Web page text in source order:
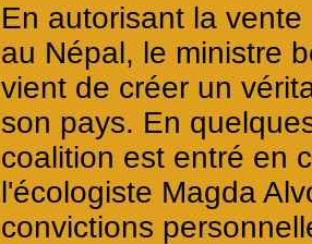
En autorisant la
au Népal, le ministre
vient de créer un
son pays. En
coalition est entré en
l'écologiste Magda
convictions